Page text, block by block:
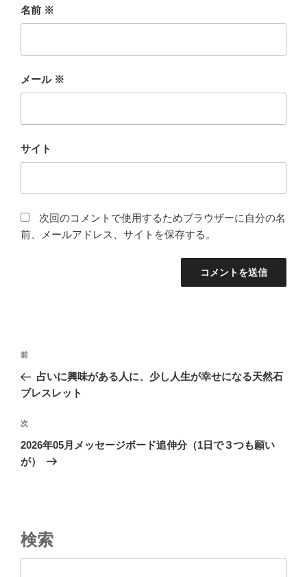
名前 ※
メール ※
サイト
次回のコメントで使用するためブラウザーに自分の名
前、メールアドレス、サイトを保存する。
投
ナ
ゲ
ー
シ
前
の
投
前
占いに興味がある人に、少し人生が幸せになる天然石
ブレスレット
次
の
投
次
2026年05月メッセージボード追伸分（1日で３つも願い
が）
検索